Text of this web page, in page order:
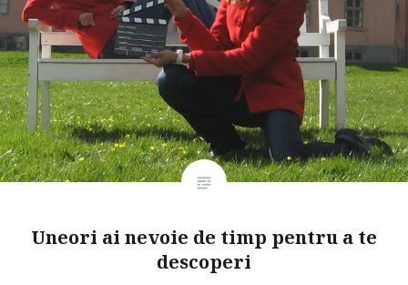
Uneori ai nevoie de timp pentru a te
descoperi